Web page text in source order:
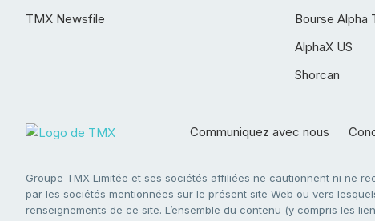
TMX Newsfile
Bourse Alpha
AlphaX US
Shorcan
Communiquez avec nous
Groupe TMX Limitée et ses sociétés affiliées ne cautionnent ni ne
par les sociétés mentionnées sur le présent site Web ou vers
renseignements de ce site. L’ensemble du contenu (y compris les